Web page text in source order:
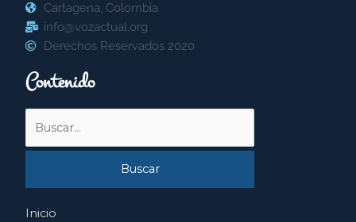
Cartagena, Colombia
info@vozactual.org
Derechos Reservados 2020
Contenido
Inicio